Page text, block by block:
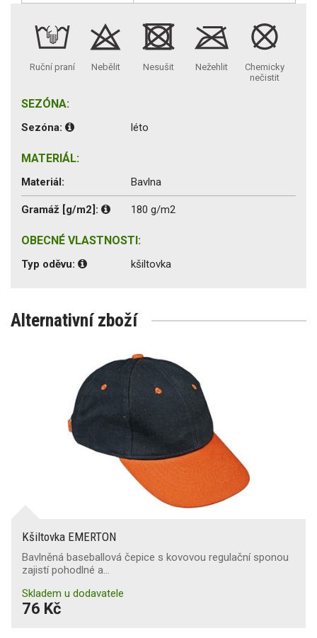
Ruční praní Nebělit Nesušit Nežehlit
Chemicky
nečistit
SEZÓNA:
Sezóna: léto
MATERIÁL:
Materiál: Bavlna
Gramáž [g/m2]: 180 g/m2
OBECNÉ VLASTNOSTI:
Typ oděvu: kšiltovka
Alternativní zboží
Kšiltovka EMERTON
Bavlněná baseballová čepice s kovovou regulační sponou
zajistí pohodlné a…
Skladem u dodavatele
76 Kč